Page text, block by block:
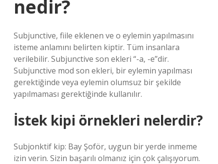
nedir?
Subjunctive, fiile eklenen ve o eylemin yapılmasını
isteme anlamını belirten kiptir. Tüm insanlara
verilebilir. Subjunctive son ekleri “-a, -e”dir.
Subjunctive mod son ekleri, bir eylemin yapılması
gerektiğinde veya eylemin olumsuz bir şekilde
yapılmaması gerektiğinde kullanılır.
İstek kipi örnekleri nelerdir?
Subjonktif kip: Bay Şoför, uygun bir yerde inmeme
izin verin. Sizin başarılı olmanız için çok çalışıyorum.